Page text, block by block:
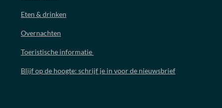
Eten & drinken
Overnachten
Toeristische informatie
Blijf op de hoogte: schrijf je in voor de nieuwsbrief